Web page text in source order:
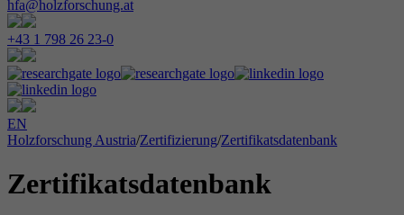
hfa@holzforschung.at
+43 1 798 26 23-0
EN
Holzforschung Austria/Zertifizierung/Zertifikatsdatenbank
Zertifikatsdatenbank